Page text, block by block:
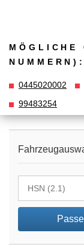
NUMMERN):
0445020002
99483254